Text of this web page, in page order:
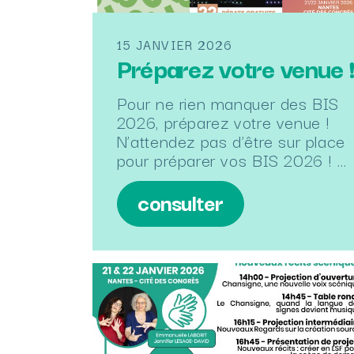
15 JANVIER 2026
Préparez votre venue !
Pour ne rien manquer des BIS
2026, préparez votre venue !
N’attendez pas d’être sur place
pour préparer vos BIS 2026 ! …
consulter